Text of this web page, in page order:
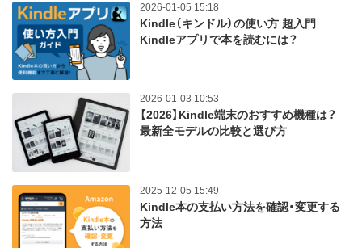
2026-01-05 15:18
Kindle（キンドル）の使い方 超入門
Kindleアプリで本を読むには？
2026-01-03 10:53
【2026】Kindle端末のおすすめ機種は？
最新全モデルの比較と選び方
2025-12-05 15:49
Kindle本の支払い方法を確認・変更する
方法